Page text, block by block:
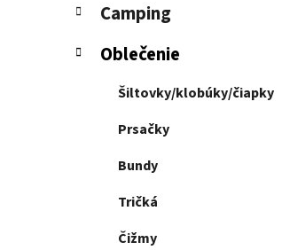
a
n
i
Camping
Oblečenie
Šiltovky/klobúky/čiapky
Prsačky
Bundy
Tričká
Čižmy